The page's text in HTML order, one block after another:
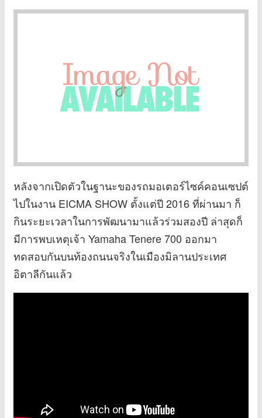
หลังจากเปิดตัวในฐานะของรถมอเตอร์ไซค์คอนเซปต์
ไปในงาน EICMA SHOW ตั้งแต่ปี 2016 ที่ผ่านมา ก็
กินระยะเวลาในการพัฒนามาแล้วร่วมสองปี ล่าสุดก็
มีการพบเหตุเจ้า Yamaha Tenere 700 ออกมา
ทดสอบกันบนท้องถนนจริงในเมืองมิลานประเทศ
อิตาลีกันแล้ว